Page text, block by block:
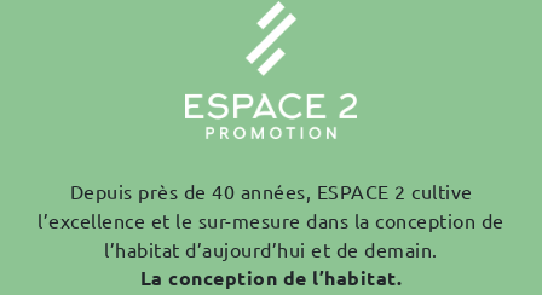
Depuis près de 40 années, ESPACE 2 cultive
l’excellence et le sur-mesure dans la conception de
l’habitat d’aujourd’hui et de demain.
La conception de l’habitat.